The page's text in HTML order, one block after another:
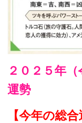
２０２５年
運勢
【今年の総